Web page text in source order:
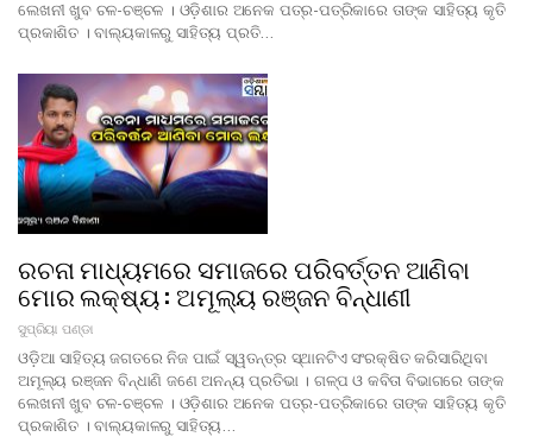
ଲେଖନୀ ଖୁବ ଚଳ-ଚଞ୍ଚଳ । ଓଡ଼ିଶାର ଅନେକ ପତ୍ର-ପତ୍ରିକାରେ ତାଙ୍କ ସାହିତ୍ୟ କୃତି
ପ୍ରକାଶିତ । ବାଲ୍ୟକାଳରୁ ସାହିତ୍ୟ ପ୍ରତି…
ରଚନା ମାଧ୍ୟମରେ ସମାଜରେ ପରିବର୍ତ୍ତନ ଆଣିବା
ମୋର ଲକ୍ଷ୍ୟ : ଅମୂଲ୍ୟ ରଞ୍ଜନ ବିନ୍ଧାଣୀ
ସୁପ୍ରିୟା ପଣ୍ଡା
ଓଡ଼ିଆ ସାହିତ୍ୟ ଜଗତରେ ନିଜ ପାଇଁ ସ୍ୱତନ୍ତ୍ର ସ୍ଥାନଟିଏ ସଂରକ୍ଷିତ କରିସାରିଥିବା
ଅମୂଲ୍ୟ ରଞ୍ଜନ ବିନ୍ଧାଣି ଜଣେ ଅନନ୍ୟ ପ୍ରତିଭା । ଗଳ୍ପ ଓ କବିତା ବିଭାଗରେ ତାଙ୍କ
ଲେଖନୀ ଖୁବ ଚଳ-ଚଞ୍ଚଳ । ଓଡ଼ିଶାର ଅନେକ ପତ୍ର-ପତ୍ରିକାରେ ତାଙ୍କ ସାହିତ୍ୟ କୃତି
ପ୍ରକାଶିତ । ବାଲ୍ୟକାଳରୁ ସାହିତ୍ୟ…